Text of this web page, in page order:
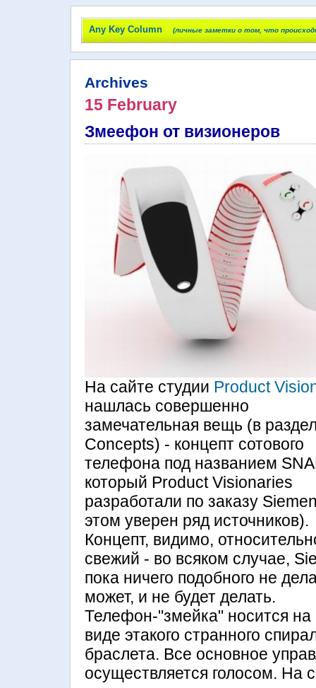
Any Key Column (личные заметки о том, что
Archives
15 February
Змеефон от визионеров
На сайте студии Product
нашлась совершенно
замечательная вещь (в
Concepts) - концепт сотового
телефона под названием
который Product Visionaries
разработали по заказу
этом уверен ряд источников).
Концепт, видимо,
свежий - во всяком случае,
пока ничего подобного не
может, и не будет делать.
Телефон-"змейка" носится на
виде этакого странного
браслета. Все основное
осуществляется голосом. На